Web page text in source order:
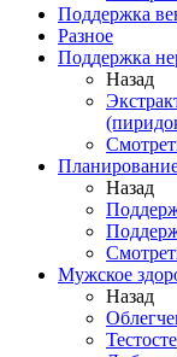
Поддержка
Разное
Поддержка
Назад
Назад
Мужское
Назад